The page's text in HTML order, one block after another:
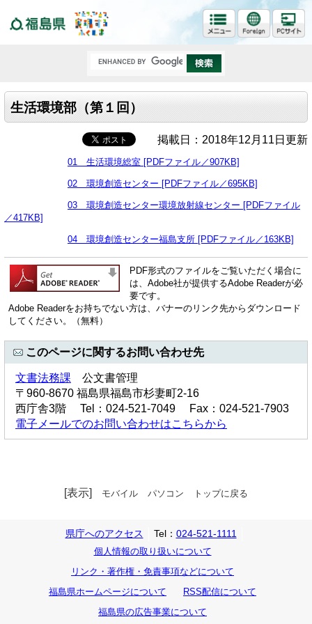
生活環境部（第１回）
掲載日：2018年12月11日更新
01 生活環境総室 [PDFファイル／907KB]
02 環境創造センター [PDFファイル／695KB]
03 環境創造センター環境放射線センター [PDFファイル
／417KB]
04 環境創造センター福島支所 [PDFファイル／163KB]
PDF形式のファイルをご覧いただく場合に
は、Adobe社が提供するAdobe Readerが必
要です。
Adobe Readerをお持ちでない方は、バナーのリンク先からダウンロード
してください。（無料）
このページに関するお問い合わせ先
文書法務課 公文書管理
〒960-8670 福島県福島市杉妻町2-16
西庁舎3階 Tel：024-521-7049 Fax：024-521-7903
電子メールでのお問い合わせはこちらから
[表示] モバイル パソコン トップに戻る
県庁へのアクセス Tel： 024-521-1111
個人情報の取り扱いについて
リンク・著作権・免責事項などについて
福島県ホームページについて
RSS配信について
福島県の広告事業について